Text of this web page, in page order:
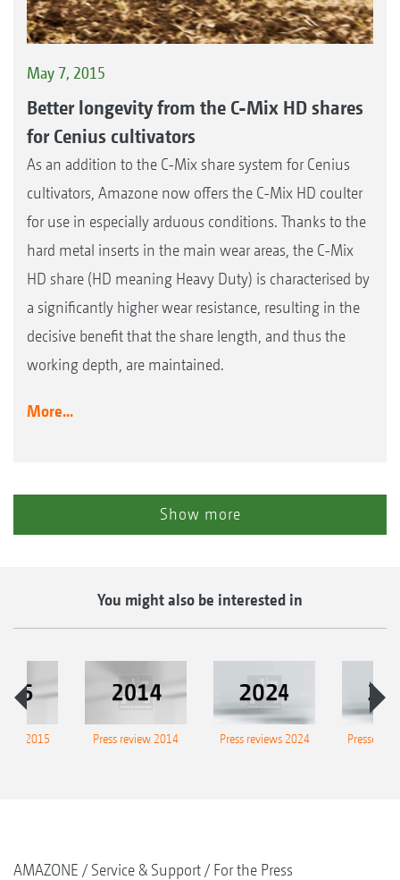
May 7, 2015
Better longevity from the C-Mix HD shares
for Cenius cultivators
As an addition to the C-Mix share system for Cenius
cultivators, Amazone now offers the C-Mix HD coulter
for use in especially arduous conditions. Thanks to the
hard metal inserts in the main wear areas, the C-Mix
HD share (HD meaning Heavy Duty) is characterised by
a significantly higher wear resistance, resulting in the
decisive benefit that the share length, and thus the
working depth, are maintained.
More...
Show more
You might also be interested in
2015 Press review 2014 Press reviews 2024 Presse-
AMAZONE Service & Support
For the Press